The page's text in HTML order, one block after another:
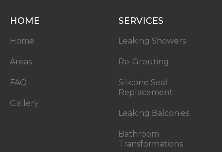
HOME
Home
Areas
FAQ
Gallery
SERVICES
Leaking Showers
Re-Grouting
Silicone Seal
Replacement
Leaking Balconies
Bathroom
Transformations